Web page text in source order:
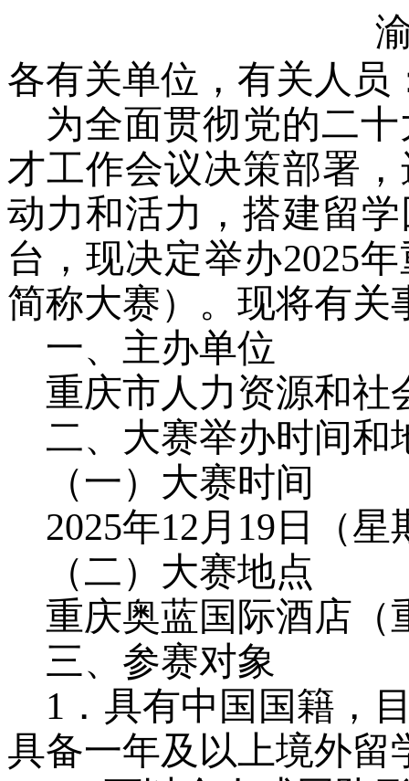
各有关单位，有关人员
为全面贯彻党的二
才工作会议决策部署
动力和活力，搭建留
台，现决定举办2025年
简称大赛）。现将有关
一、主办单位
重庆市人力资源和社
二、大赛举办时间和
（一）大赛时间
2025年12 月 19 日（星
（二）大赛地点
重庆奥蓝国际酒店（
三、参赛对象
1 ． 具有中国国籍，
具备一年及以上境外留